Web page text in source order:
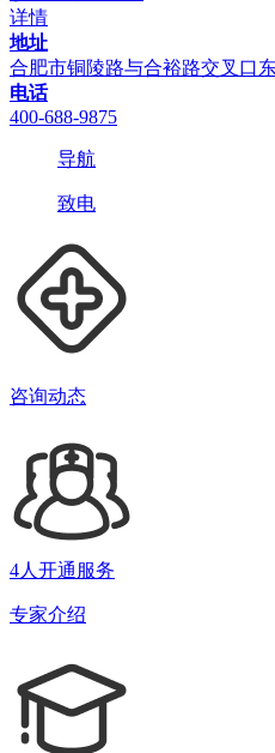
详情
地址
合肥市铜陵路与合裕路交叉口
电话
400-688-9875
导航
致电
咨询动态
4人开通服务
专家介绍